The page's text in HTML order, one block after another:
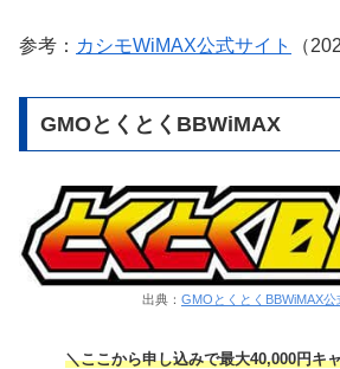
参考： カシモWiMAX公式サイト （
GMOとくとくBBWiMAX
出典： GMOとくとくBBWiMAX公
＼ここから申し込みで最大40,000円キ